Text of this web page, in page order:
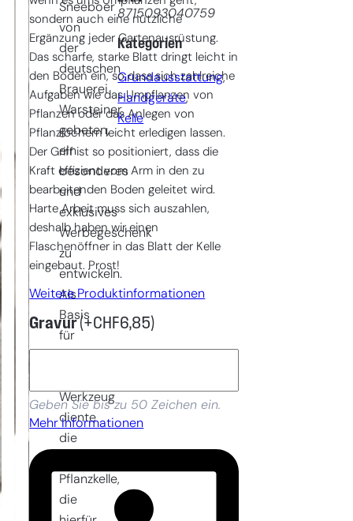
sondern auch eine nützliche
Ergänzung jeder Gartenausrüstung.
Das scharfe, starke Blatt dringt leicht in
den Boden ein, so dass sich zahlreiche
Aufgaben wie das Umpflanzen von
Pflanzen oder das Anlegen von
Pflanzlöchern leicht erledigen lassen.
Der Griff ist so positioniert, dass die
Kraft effizient vom Arm in den zu
bearbeitenden Boden geleitet wird.
Harte Arbeit muss sich auszahlen,
deshalb haben wir einen
Flaschenöffner in das Blatt der Kelle
eingebaut. Prost!
Weitere Produktinformationen
Gravur(+CHF6,85)
Geben Sie bis zu 50 Zeichen ein.
Mehr Informationen
Sneeboer
von
der
deutschen
Brauerei
Warsteiner
gebeten,
ein
besonderes
und
exklusives
Werbegeschenk
zu
entwickeln.
Als
Basis
für
Werkzeug
diente
die
Pflanzkelle,
die
8715093040759
Kategorien
Grundausstattung,
Handgeräte,
Kelle